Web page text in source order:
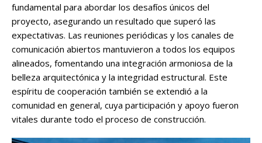
fundamental para abordar los desafíos únicos del
proyecto, asegurando un resultado que superó las
expectativas. Las reuniones periódicas y los canales de
comunicación abiertos mantuvieron a todos los equipos
alineados, fomentando una integración armoniosa de la
belleza arquitectónica y la integridad estructural. Este
espíritu de cooperación también se extendió a la
comunidad en general, cuya participación y apoyo fueron
vitales durante todo el proceso de construcción.